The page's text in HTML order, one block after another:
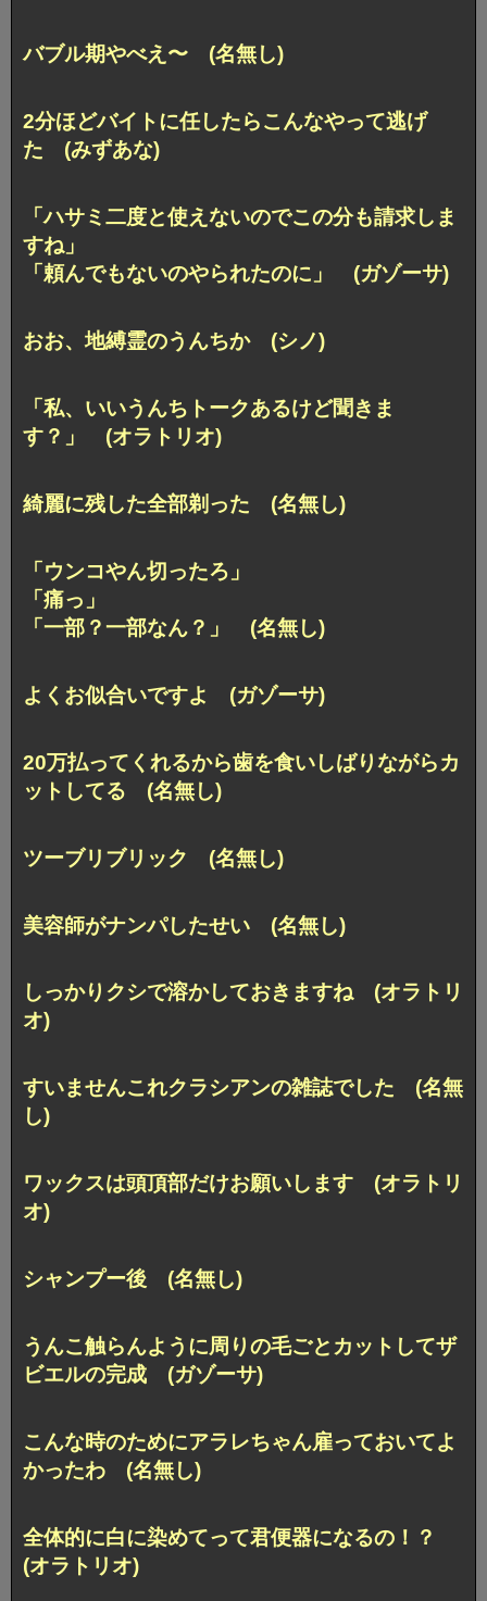
バブル期やべえ〜 (名無し)
2分ほどバイトに任したらこんなやって逃げ
た (みずあな)
「ハサミ二度と使えないのでこの分も請求しま
すね」
「頼んでもないのやられたのに」 (ガゾーサ)
おお、地縛霊のうんちか (シノ)
「私、いいうんちトークあるけど聞きま
す？」 (オラトリオ)
綺麗に残した全部剃った (名無し)
「ウンコやん切ったろ」
「痛っ」
「一部？一部なん？」 (名無し)
よくお似合いですよ (ガゾーサ)
20万払ってくれるから歯を食いしばりながらカ
ットしてる (名無し)
ツーブリブリック (名無し)
美容師がナンパしたせい (名無し)
しっかりクシで溶かしておきますね (オラトリ
オ)
すいませんこれクラシアンの雑誌でした (名無
し)
ワックスは頭頂部だけお願いします (オラトリ
オ)
シャンプー後 (名無し)
うんこ触らんように周りの毛ごとカットしてザ
ビエルの完成 (ガゾーサ)
こんな時のためにアラレちゃん雇っておいてよ
かったわ (名無し)
全体的に白に染めてって君便器になるの！？
(オラトリオ)